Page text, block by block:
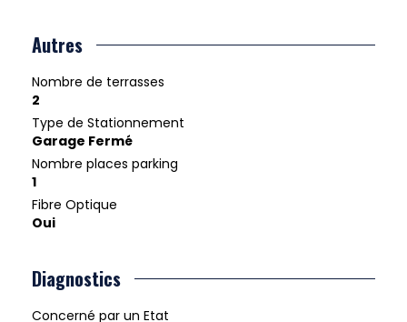
Autres
Nombre de terrasses
2
Type de Stationnement
Garage Fermé
Nombre places parking
1
Fibre Optique
Oui
Diagnostics
Concerné par un Etat